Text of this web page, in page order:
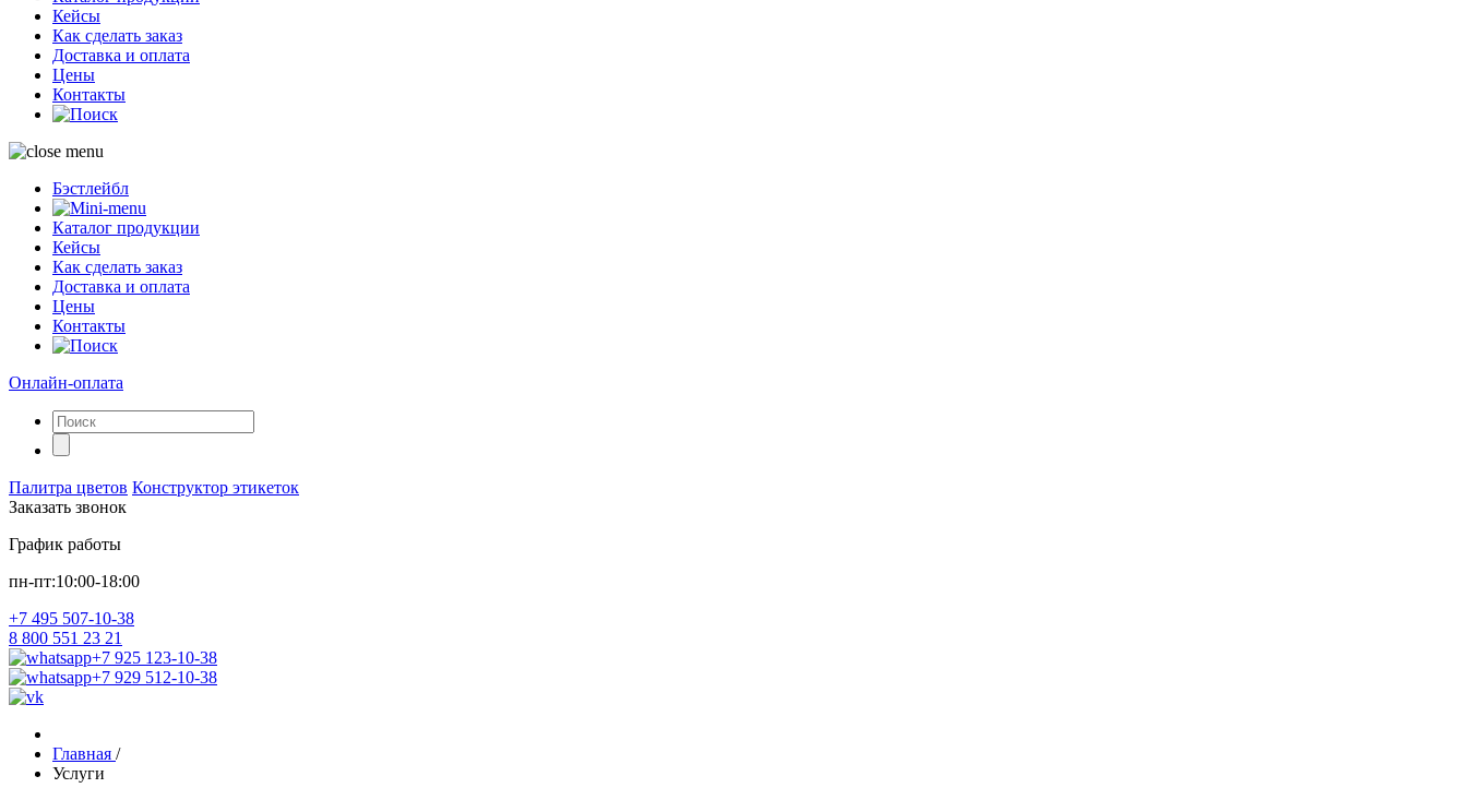
Кейсы
Как сделать заказ
Доставка и оплата
Цены
Контакты
Бэстлейбл
Каталог продукции
Кейсы
Как сделать заказ
Доставка и оплата
Цены
Контакты
Онлайн-оплата
Палитра цветов Конструктор этикеток
Заказать звонок
График работы
пн-пт:10:00-18:00
+7 495 507-10-38
8 800 551 23 21
+7 925 123-10-38
+7 929 512-10-38
Главная /
Услуги